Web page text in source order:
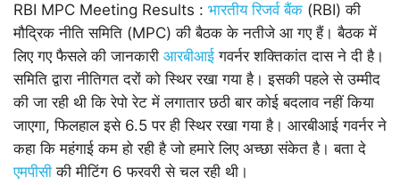
RBI MPC Meeting Results : भारतीय रिजर्व बैंक (RBI) की
मौद्रिक नीति समिति (MPC) की बैठक के नतीजे आ गए हैं। बैठक में
लिए गए फैसले की जानकारी आरबीआई गवर्नर शक्तिकांत दास ने दी है।
समिति द्वारा नीतिगत दरों को स्थिर रखा गया है। इसकी पहले से उम्मीद
की जा रही थी कि रेपो रेट में लगातार छठी बार कोई बदलाव नहीं किया
जाएगा‌, फिलहाल इसे 6.5 पर ही स्थिर रखा गया है। आरबीआई गवर्नर ने
कहा कि महंगाई कम हो रही है जो हमारे लिए अच्छा संकेत है। बता दे
एमपीसी की मीटिंग 6 फरवरी से चल रही थी।